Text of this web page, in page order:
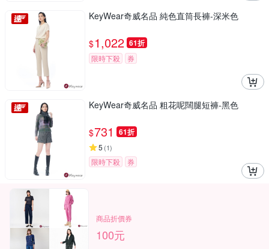
KeyWear奇威名品 純色直筒長褲-深米色
$1,022 61折
限時下殺 券
KeyWear奇威名品 粗花呢闊腿短褲-黑色
$731 61折
5 (1)
限時下殺 券
商品折價券
100元